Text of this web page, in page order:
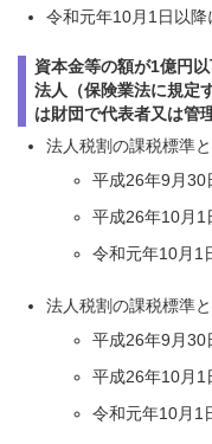
令和元年10月1日以
資本金等の額が1億円
法人（保険業法に規定
は財団で代表者又は管
法人税割の課税標準
平成26年9月
平成26年10月
令和元年10月1
法人税割の課税標準
平成26年9月
平成26年10月
令和元年10月1